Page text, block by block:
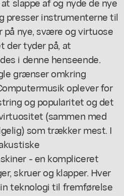
presser instrumenterne til
på nye, svære og virtuose
der tyder på, at
i denne henseende.
grænser omkring
oplever for
og popularitet og det
(sammen med
som trækker mest. I
- en kompliceret
skruer og klapper. Hver
teknologi til fremførelse